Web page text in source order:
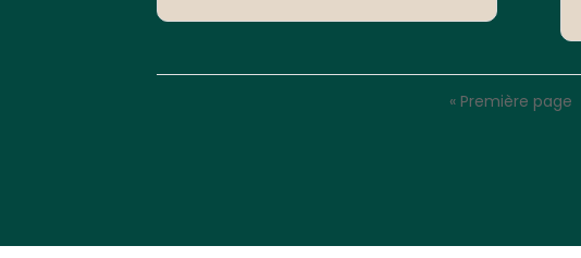
« Première page